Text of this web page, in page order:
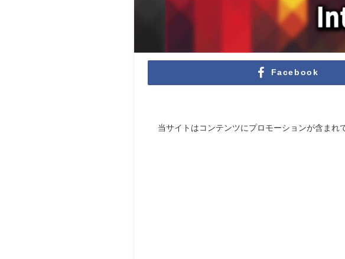
Facebook
当サイトはコンテンツにプロモーションが含まれ